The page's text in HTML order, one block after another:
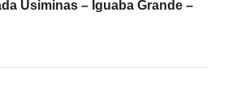
Usiminas – Iguaba Grande –